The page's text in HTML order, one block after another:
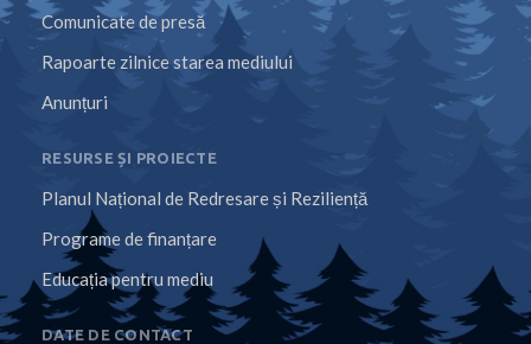
Comunicate de presă
Rapoarte zilnice starea mediului
Anunțuri
RESURSE ȘI PROIECTE
Planul Național de Redresare și Reziliență
Programe de finanțare
Educația pentru mediu
DATE DE CONTACT